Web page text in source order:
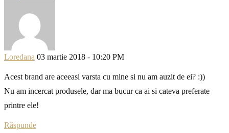
Loredana 03 martie 2018 - 10:20 PM
Acest brand are aceeasi varsta cu mine si nu am auzit de ei? :))
Nu am incercat produsele, dar ma bucur ca ai si cateva preferate
printre ele!
Răspunde